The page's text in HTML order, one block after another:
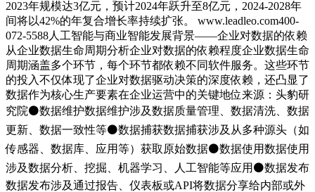
2023年规模达3亿元，预计2024年跃升至8亿元，2024-2028年
间将以42%的年复合增长率持续扩张。 www.leadleo.com400-
072-5588人工智能与商业智能发展背景——企业对数据的依赖
从企业数据生命周期分析企业对数据的依赖程度企业数据生命
周期涵盖多个环节，每个环节都依赖不同软件服务。这些环节
的投入不仅体现了企业对数据驱动决策的深度依赖，还凸显了
数据作为核心生产要素在企业运营中的关键地位来源：头豹研
究院⚫数据维护数据维护涉及数据质量管理、数据清洗、数据
更新、数据一致性等⚫数据捕获数据捕获涉及从多种源头（如
传感器、数据库、应用等）获取原始数据⚫数据使用数据使用
涉及数据分析、挖掘、机器学习、人工智能等应用⚫数据发布
数据发布涉及通过报告、仪表板或API将数据分享给内部或外